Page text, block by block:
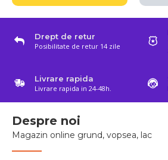
Drept de retur
Posibilitate de retur 14 zile
Livrare rapida
Livrare rapida in 24-48h.
Despre noi
Magazin online grund, vopsea, lac